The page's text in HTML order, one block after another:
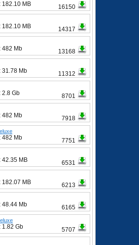
MB 16150
MB 14317
482 Mb 13168
Mb 11312
2.8 Gb 8701
482 Mb 7918
482 Mb 7751
MB 6531
MB 6213
Mb 6165
Gb 5707